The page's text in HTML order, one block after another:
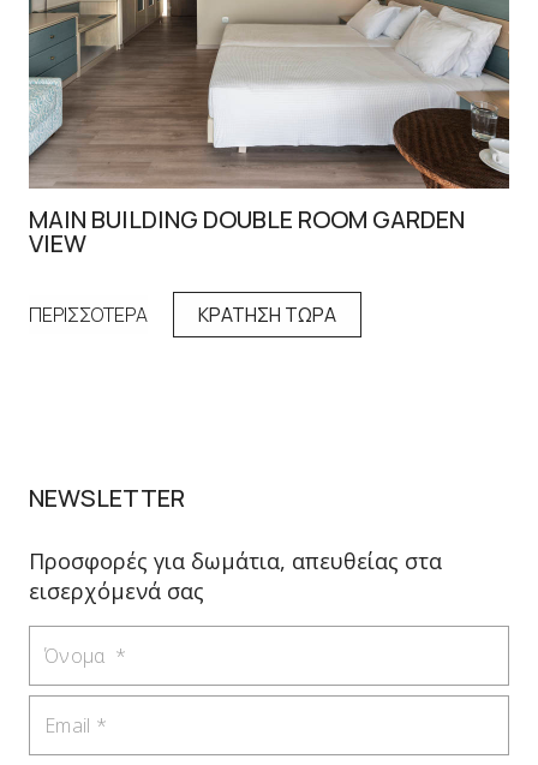
MAIN BUILDING DOUBLE ROOM GARDEN
VIEW
ΠΕΡΙΣΣΟΤΕΡΑ ΚΡΑΤΗΣΗ ΤΩΡΑ
NEWSLETTER
Προσφορές για δωμάτια, απευθείας στα
εισερχόμενά σας